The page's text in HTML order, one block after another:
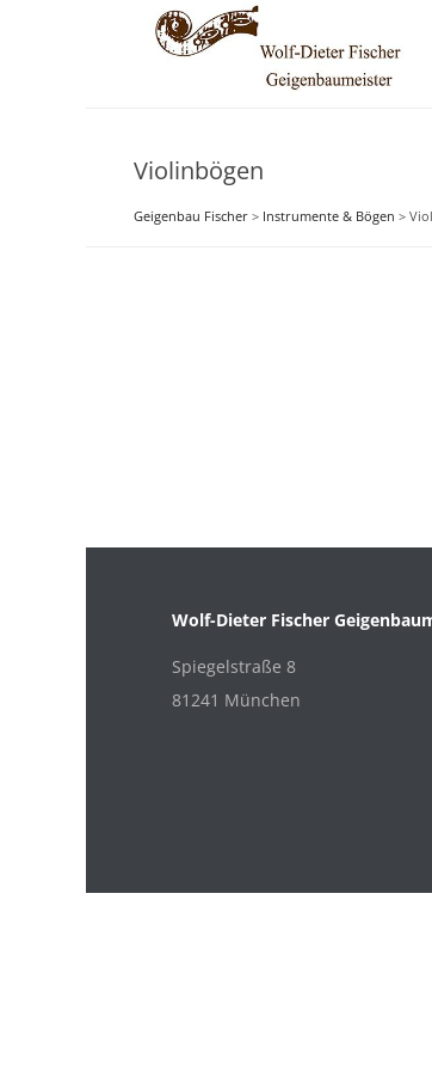
Violinbögen
Geigenbau Fischer > Instrumente & Bögen >
Wolf-Dieter Fischer
Spiegelstraße 8
81241 München